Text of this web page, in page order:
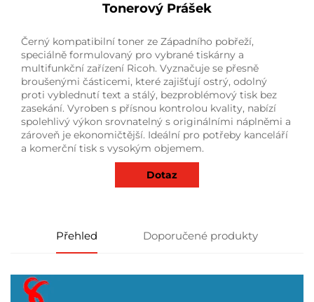
Tonerový Prášek
Černý kompatibilní toner ze Západního pobřeží,
speciálně formulovaný pro vybrané tiskárny a
multifunkční zařízení Ricoh. Vyznačuje se přesně
broušenými částicemi, které zajišťují ostrý, odolný
proti vyblednutí text a stálý, bezproblémový tisk bez
zasekání. Vyroben s přísnou kontrolou kvality, nabízí
spolehlivý výkon srovnatelný s originálními náplněmi a
zároveň je ekonomičtější. Ideální pro potřeby kanceláří
a komerční tisk s vysokým objemem.
Dotaz
Přehled Doporučené produkty